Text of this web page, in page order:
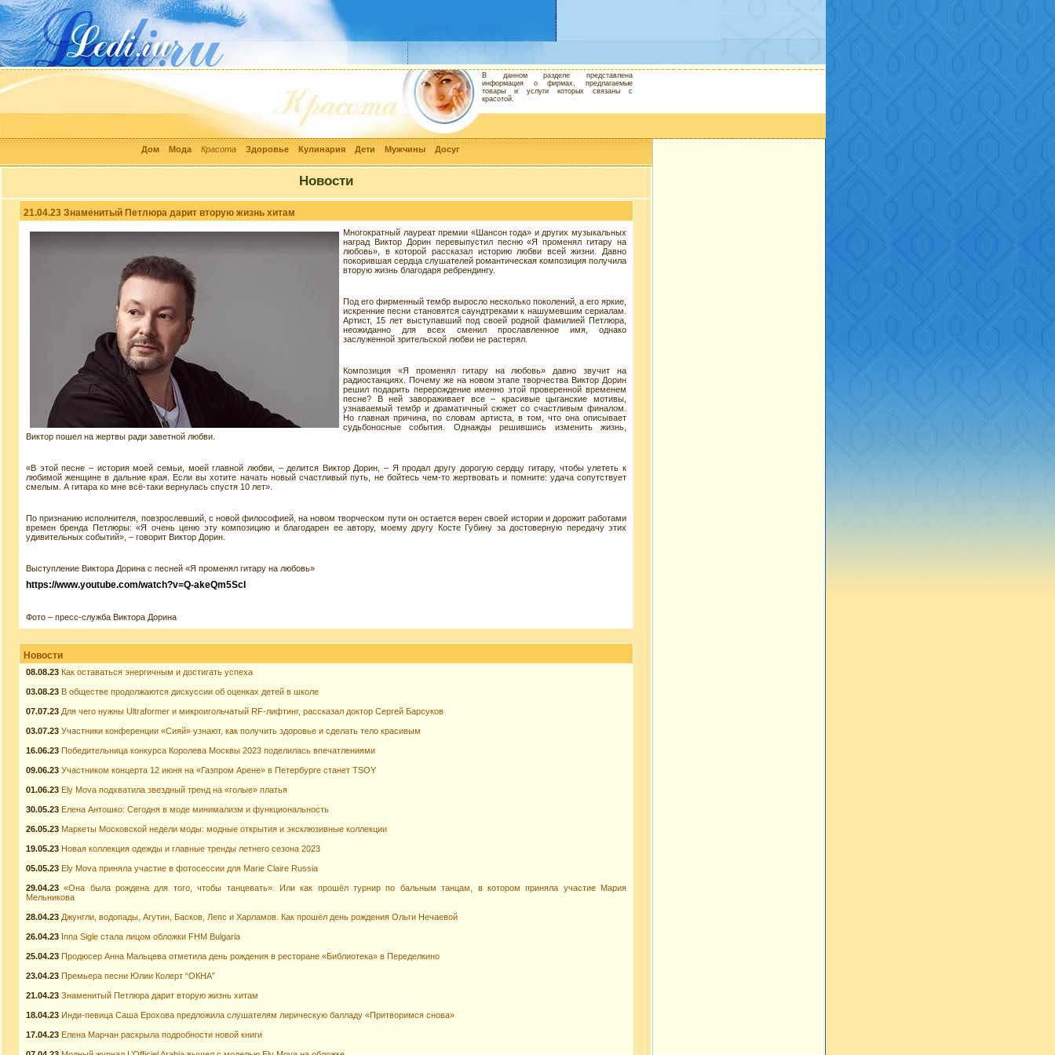
Дом Мода Красота Здоровье Кулинария Дети Мужчины Досуг
В данном разделе представлена
информация о фирмах, предлагаемые
товары и услуги которых связаны с
красотой.
Новости
21.04.23 Знаменитый Петлюра дарит вторую жизнь хитам
Многократный лауреат премии «Шансон года» и других музыкальных
наград Виктор Дорин перевыпустил песню «Я променял гитару на
любовь», в которой рассказал историю любви всей жизни. Давно
покорившая сердца слушателей романтическая композиция получила
вторую жизнь благодаря ребрендингу.
Под его фирменный тембр выросло несколько поколений, а его яркие,
искренние песни становятся саундтреками к нашумевшим сериалам.
Артист, 15 лет выступавший под своей родной фамилией Петлюра,
неожиданно для всех сменил прославленное имя, однако
заслуженной зрительской любви не растерял.
Композиция «Я променял гитару на любовь» давно звучит на
радиостанциях. Почему же на новом этапе творчества Виктор Дорин
решил подарить перерождение именно этой проверенной временем
песне? В ней завораживает все – красивые цыганские мотивы,
узнаваемый тембр и драматичный сюжет со счастливым финалом.
Но главная причина, по словам артиста, в том, что она описывает
судьбоносные события. Однажды решившись изменить жизнь,
Виктор пошел на жертвы ради заветной любви.
«В этой песне – история моей семьи, моей главной любви, – делится Виктор Дорин, – Я продал другу дорогую сердцу гитару, чтобы улететь к
любимой женщине в дальние края. Если вы хотите начать новый счастливый путь, не бойтесь чем-то жертвовать и помните: удача сопутствует
смелым. А гитара ко мне всё-таки вернулась спустя 10 лет».
По признанию исполнителя, повзрослевший, с новой философией, на новом творческом пути он остается верен своей истории и дорожит работами
времен бренда Петлюры: «Я очень ценю эту композицию и благодарен ее автору, моему другу Косте Губину за достоверную передачу этих
удивительных событий», – говорит Виктор Дорин.
Выступление Виктора Дорина с песней «Я променял гитару на любовь»
https://www.youtube.com/watch?v=Q-akeQm5ScI
Фото – пресс-служба Виктора Дорина
Новости
08.08.23 Как оставаться энергичным и достигать успеха
03.08.23 В обществе продолжаются дискуссии об оценках детей в школе
07.07.23 Для чего нужны Ultraformer и микроигольчатый RF-лифтинг, рассказал доктор Сергей Барсуков
03.07.23 Участники конференции «Сияй» узнают, как получить здоровье и сделать тело красивым
16.06.23 Победительница конкурса Королева Москвы 2023 поделилась впечатлениями
09.06.23 Участником концерта 12 июня на «Газпром Арене» в Петербурге станет TSOY
01.06.23 Ely Mova подхватила звездный тренд на «голые» платья
30.05.23 Елена Антошко: Сегодня в моде минимализм и функциональность
26.05.23 Маркеты Московской недели моды: модные открытия и эксклюзивные коллекции
19.05.23 Новая коллекция одежды и главные тренды летнего сезона 2023
05.05.23 Ely Mova приняла участие в фотосессии для Marie Claire Russia
29.04.23 «Она была рождена для того, чтобы танцевать». Или как прошёл турнир по бальным танцам, в котором приняла участие Мария
Мельникова
28.04.23 Джунгли, водопады, Агутин, Басков, Лепс и Харламов. Как прошёл день рождения Ольги Нечаевой
26.04.23 Inna Sigle стала лицом обложки FHM Bulgaria
25.04.23 Продюсер Анна Мальцева отметила день рождения в ресторане «Библиотека» в Переделкино
23.04.23 Премьера песни Юлии Колерт “ОКНА”
21.04.23 Знаменитый Петлюра дарит вторую жизнь хитам
18.04.23 Инди-певица Саша Ерохова предложила слушателям лирическую балладу «Притворимся снова»
17.04.23 Елена Марчан раскрыла подробности новой книги